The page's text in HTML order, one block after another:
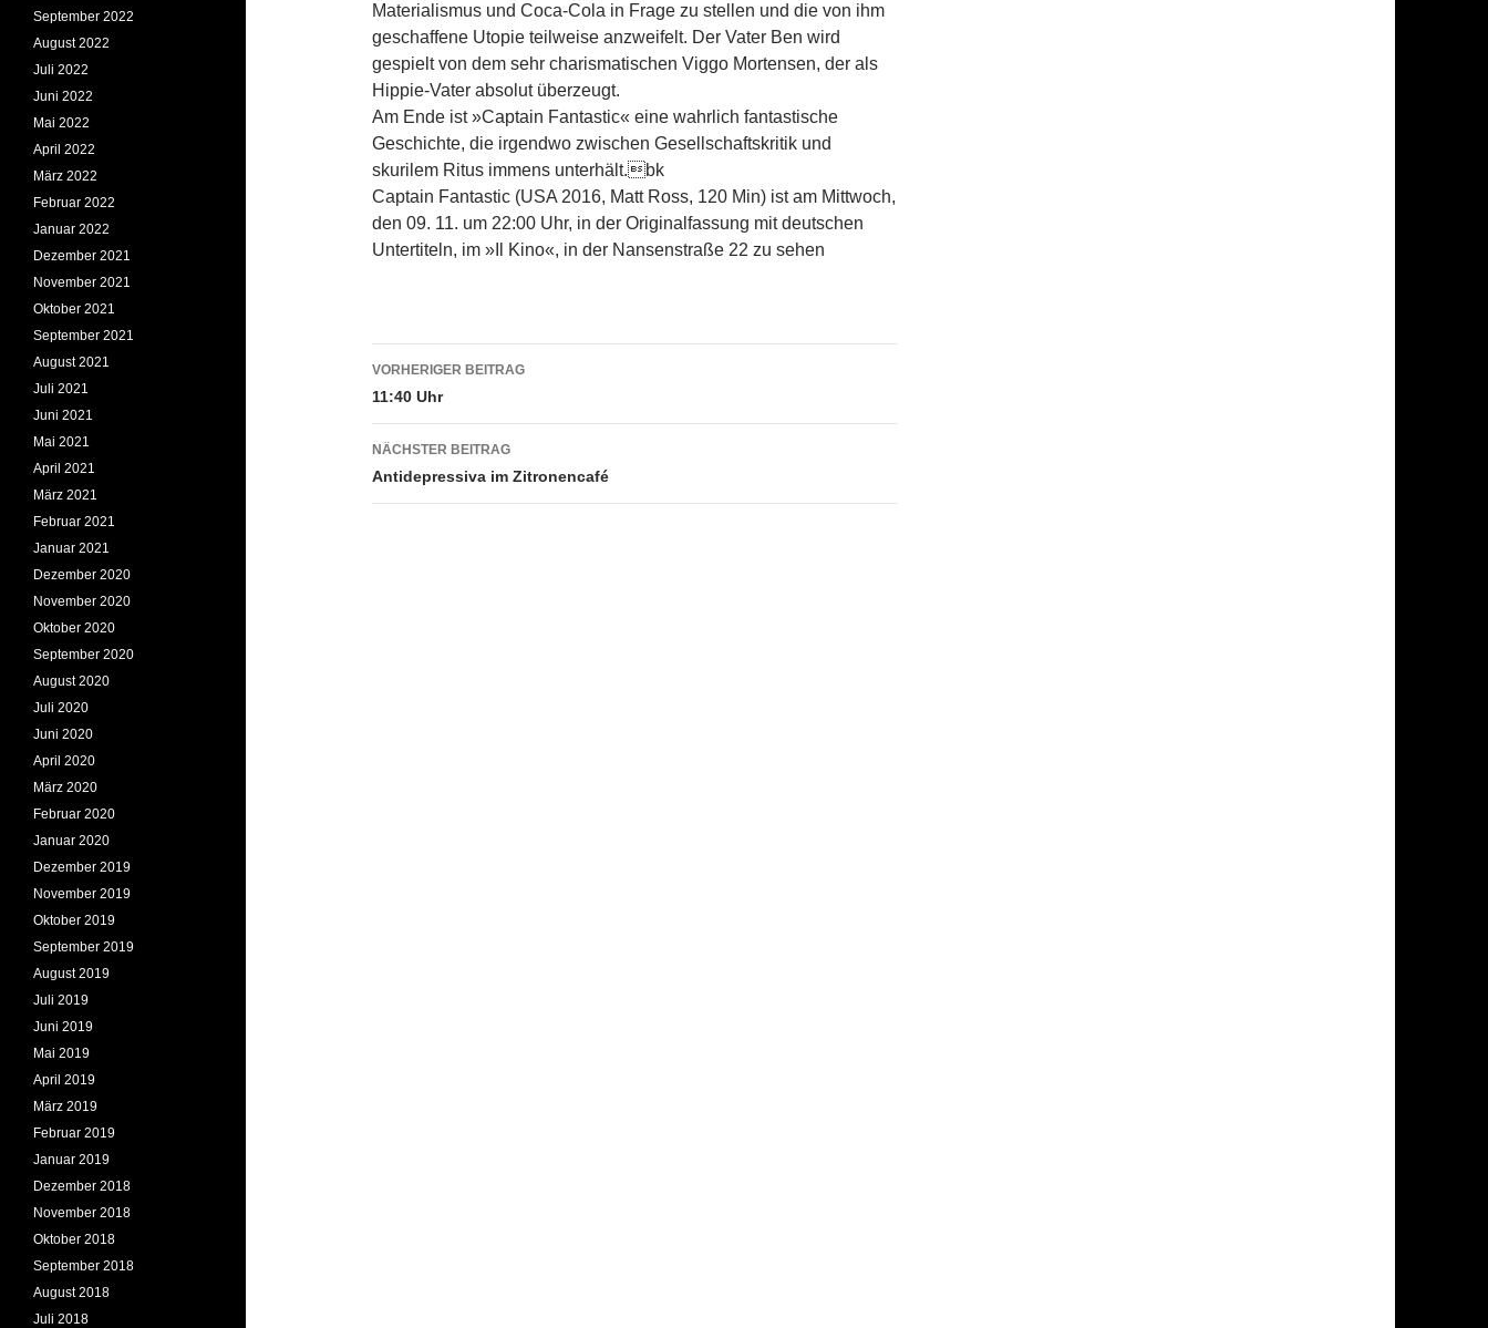
Materialismus und Coca-Cola in Frage zu stellen und die von ihm
geschaffene Utopie teilweise anzweifelt. Der Vater Ben wird
gespielt von dem sehr charismatischen Viggo Mortensen, der als
Hippie-Vater absolut überzeugt.
Am Ende ist »Captain Fantastic« eine wahrlich fantastische
Geschichte, die irgendwo zwischen Gesellschaftskritik und
skurilem Ritus immens unterhält.bk
Captain Fantastic (USA 2016, Matt Ross, 120 Min) ist am Mittwoch,
den 09. 11. um 22:00 Uhr, in der Originalfassung mit deutschen
Untertiteln, im »Il Kino«, in der Nansenstraße 22 zu sehen
Beitragsnavigation
VORHERIGER BEITRAG
11:40 Uhr
NÄCHSTER BEITRAG
Antidepressiva im Zitronencafé
September 2022
August 2022
Juli 2022
Juni 2022
Mai 2022
April 2022
März 2022
Februar 2022
Januar 2022
Dezember 2021
November 2021
Oktober 2021
September 2021
August 2021
Juli 2021
Juni 2021
Mai 2021
April 2021
März 2021
Februar 2021
Januar 2021
Dezember 2020
November 2020
Oktober 2020
September 2020
August 2020
Juli 2020
Juni 2020
April 2020
März 2020
Februar 2020
Januar 2020
Dezember 2019
November 2019
Oktober 2019
September 2019
August 2019
Juli 2019
Juni 2019
Mai 2019
April 2019
März 2019
Februar 2019
Januar 2019
Dezember 2018
November 2018
Oktober 2018
September 2018
August 2018
Juli 2018